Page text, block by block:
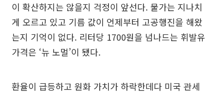
이 확산하지는 않을지 걱정이 앞선다. 물가는 지나치
게 오르고 있고 기름 값이 언제부터 고공행진을 해왔
는지 기억이 없다. 리터당 1700원을 넘나드는 휘발유
가격은 ‘뉴 노멀’이 됐다.
환율이 급등하고 원화 가치가 하락한데다 미국 관세